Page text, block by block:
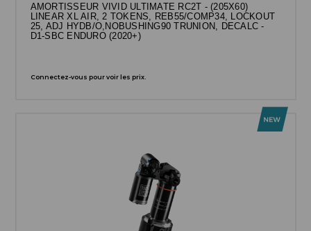
AMORTISSEUR VIVID ULTIMATE RC2T - (205X60)
LINEAR XL AIR, 2 TOKENS, REB55/COMP34, LOCKOUT
25, ADJ HYDB/O,NOBUSHING90 TRUNION, DECALC -
D1-SBC ENDURO (2020+)
Connectez-vous pour voir les prix.